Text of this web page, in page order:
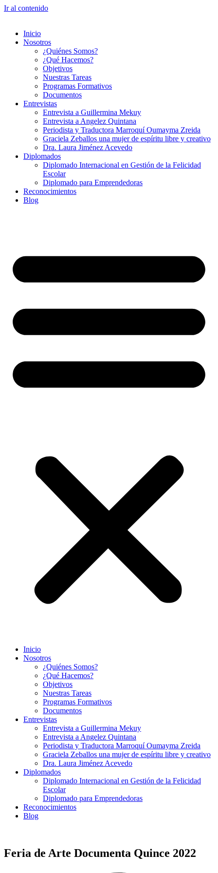
Ir al contenido
Inicio
Nosotros
¿Quiénes Somos?
¿Qué Hacemos?
Objetivos
Nuestras Tareas
Programas Formativos
Documentos
Entrevistas
Entrevista a Guillermina Mekuy
Entrevista a Angelez Quintana
Periodista y Traductora Marroquí Oumayma Zreida
Graciela Zeballos una mujer de espíritu libre y creativo
Dra. Laura Jiménez Acevedo
Diplomados
Diplomado Internacional en Gestión de la Felicidad
Escolar
Diplomado para Emprendedoras
Reconocimientos
Blog
Inicio
Nosotros
¿Quiénes Somos?
¿Qué Hacemos?
Objetivos
Nuestras Tareas
Programas Formativos
Documentos
Entrevistas
Entrevista a Guillermina Mekuy
Entrevista a Angelez Quintana
Periodista y Traductora Marroquí Oumayma Zreida
Graciela Zeballos una mujer de espíritu libre y creativo
Dra. Laura Jiménez Acevedo
Diplomados
Diplomado Internacional en Gestión de la Felicidad
Escolar
Diplomado para Emprendedoras
Reconocimientos
Blog
Feria de Arte Documenta Quince 2022